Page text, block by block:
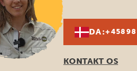
DA:
KONTAKT OS